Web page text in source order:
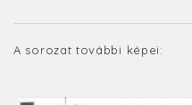
A sorozat további képei: